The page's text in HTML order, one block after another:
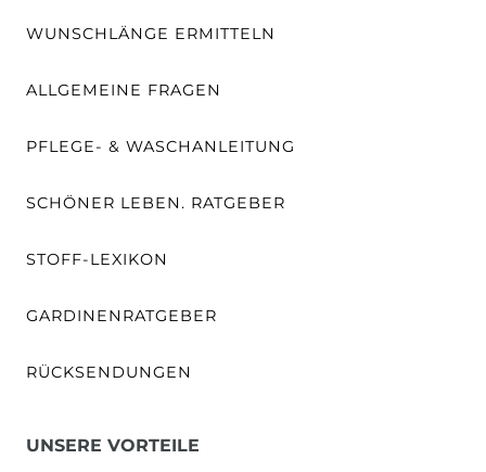
WUNSCHLÄNGE ERMITTELN
ALLGEMEINE FRAGEN
PFLEGE- & WASCHANLEITUNG
SCHÖNER LEBEN. RATGEBER
STOFF-LEXIKON
GARDINENRATGEBER
RÜCKSENDUNGEN
UNSERE VORTEILE